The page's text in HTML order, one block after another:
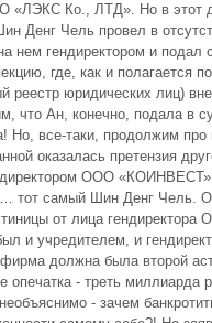
«ЛЭКС Ко., ЛТД». Но в этот
Денг Чель провел в
нем гендиректором и подал
где, как и полагается
реестр юридических лиц)
что Ан, конечно, подала в
Но, все-таки, продолжим про
оказалась претензия
ООО «КОИНВЕСТ»
тот самый Шин Денг Чель.
от лица
и учредителем, и
должна была второй
опечатка - треть миллиарда
- зачем